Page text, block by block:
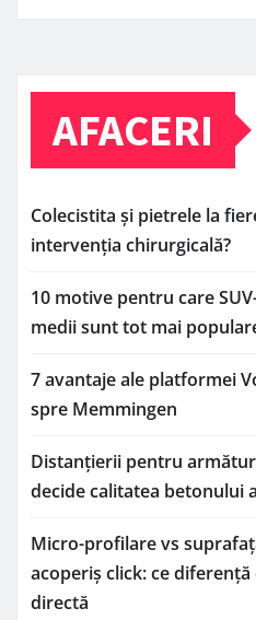
AFACERI
Colecistita și pietrele la
intervenția chirurgicală?
10 motive pentru care
medii sunt tot mai
7 avantaje ale platformei
spre Memmingen
Distanțierii pentru
decide calitatea betonului
Micro-profilare vs
acoperiș click: ce
directă